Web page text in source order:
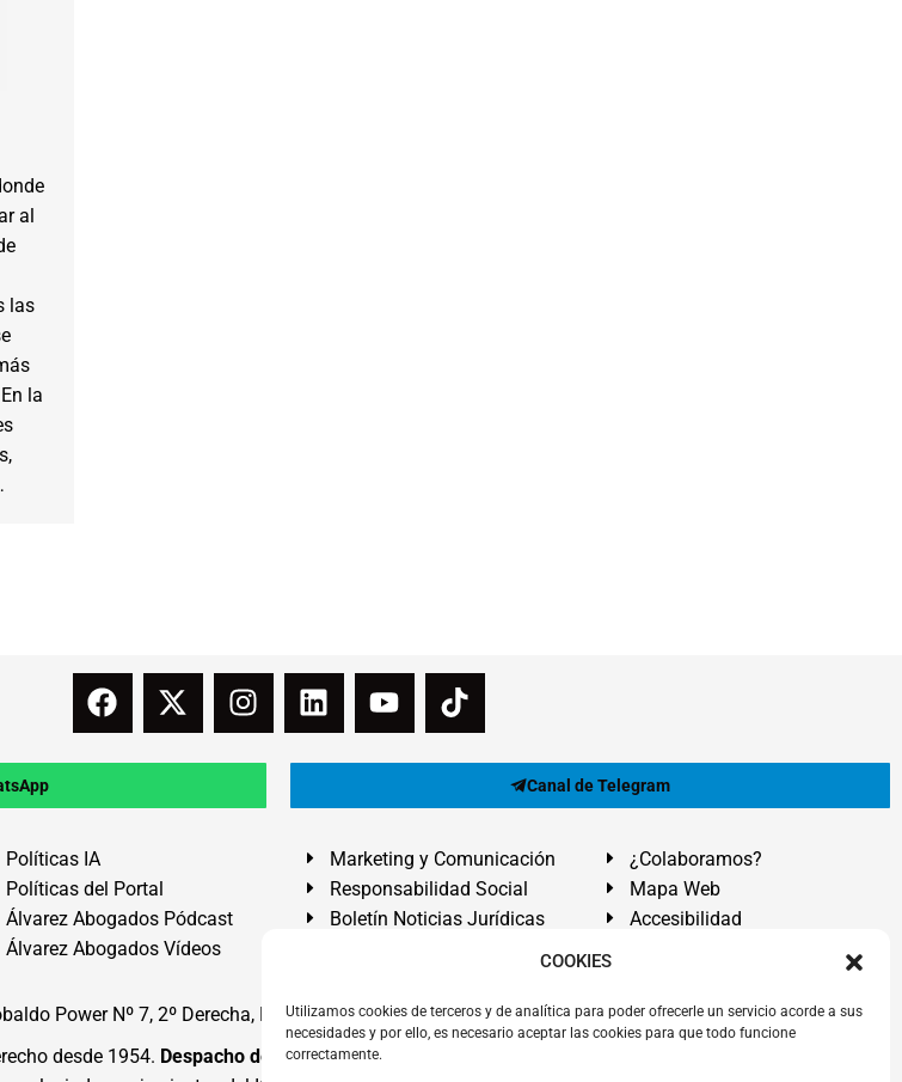
COOKIES
Utilizamos cookies de terceros y de analítica para poder ofrecerle un servicio acorde a sus
necesidades y por ello, es necesario aceptar las cookies para que todo funcione
correctamente.
al
las
la
Canal de Telegram
Políticas IA
Políticas del Portal
Álvarez Abogados Pódcast
Álvarez Abogados Vídeos
Marketing y Comunicación
Responsabilidad Social
Boletín Noticias Jurídicas
¿Colaboramos?
Mapa Web
Accesibilidad
Power Nº 7, 2º Derecha, El Médano, Granadilla de Abona, Santa Cruz de Tenerife. Islas Canarias.
desde 1954. Despacho de Abogados El Médano